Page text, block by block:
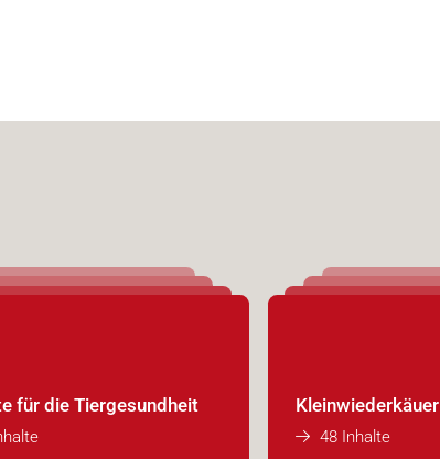
für die Tiergesundheit Kleinwiederkäuer
48 Inhalte